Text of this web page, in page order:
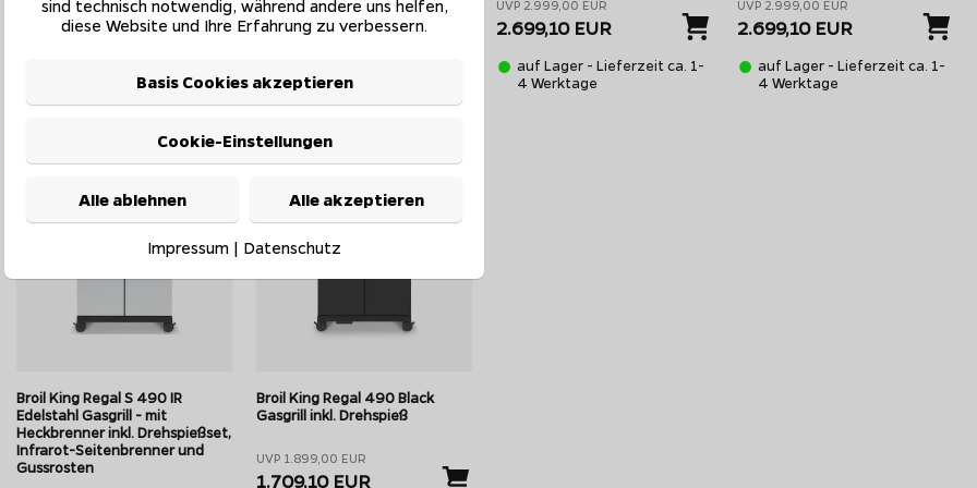
Q)
- bis auf "Q"-Serie - mit
der im Garraum integrierten
Variante. Unterschiede
Q".
leistungsstarken Seitenkocher und Gusseisen Grillroste
und in der Edelstahlvariante wieder Edelstahlroste.
Regals besitzen einen Backburner inkl. Drehspieß und Motor. Die größten Regal Modelle 690 XL Black und S690 PRO IR
Garkammern betrieben werden kann.
UVP 3.128,00 EUR
2.999,00 EUR
UVP 3.128,00 EUR
2.815,20 EUR
4 Werktage
UVP 2.999,00 EUR
2.699,10 EUR
auf Lager - Lieferzeit ca. 1-
4 Werktage
UVP 2.999,00 EUR
2.699,10 EUR
auf Lager - Lieferzeit ca. 1-
4 Werktage
10%*
Broil King Regal S 490 IR
Edelstahl Gasgrill - mit
Heckbrenner inkl. Drehspießset,
Infrarot-Seitenbrenner und
Gussrosten
Broil King Regal 490 Black
Gasgrill inkl. Drehspieß
UVP 1.899,00 EUR
1.709,10 EUR
sind technisch notwendig, während andere uns helfen,
diese Website und Ihre Erfahrung zu verbessern.
Basis Cookies akzeptieren
Cookie-Einstellungen
Alle ablehnen Alle akzeptieren
Impressum | Datenschutz